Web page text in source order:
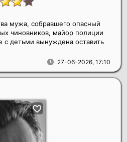
27-06-2026, 17:10
мужа, собравшего опасный
чиновников, майор полиции
с детьми вынуждена оставить